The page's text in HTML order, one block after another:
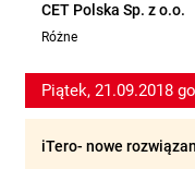
CET Polska Sp. z o.o.
Różne
Piątek, 21.09.2018
iTero- nowe